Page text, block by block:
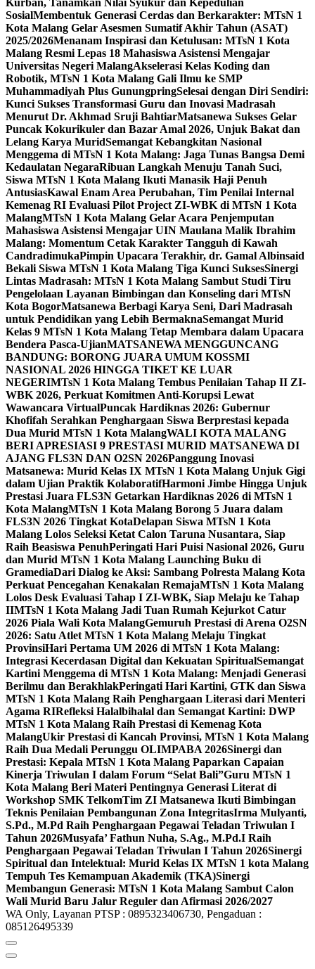
Kurban, Tanamkan Nilai Syukur dan Kepedulian
SosialMembentuk Generasi Cerdas dan Berkarakter: MTsN 1
Kota Malang Gelar Asesmen Sumatif Akhir Tahun (ASAT)
2025/2026Menanam Inspirasi dan Ketulusan: MTsN 1 Kota
Malang Resmi Lepas 18 Mahasiswa Asistensi Mengajar
Universitas Negeri MalangAkselerasi Kelas Koding dan
Robotik, MTsN 1 Kota Malang Gali Ilmu ke SMP
Muhammadiyah Plus GunungpringSelesai dengan Diri Sendiri:
Kunci Sukses Transformasi Guru dan Inovasi Madrasah
Menurut Dr. Akhmad Sruji BahtiarMatsanewa Sukses Gelar
Puncak Kokurikuler dan Bazar Amal 2026, Unjuk Bakat dan
Lelang Karya MuridSemangat Kebangkitan Nasional
Menggema di MTsN 1 Kota Malang: Jaga Tunas Bangsa Demi
Kedaulatan NegaraRibuan Langkah Menuju Tanah Suci,
Siswa MTsN 1 Kota Malang Ikuti Manasik Haji Penuh
AntusiasKawal Enam Area Perubahan, Tim Penilai Internal
Kemenag RI Evaluasi Pilot Project ZI-WBK di MTsN 1 Kota
MalangMTsN 1 Kota Malang Gelar Acara Penjemputan
Mahasiswa Asistensi Mengajar UIN Maulana Malik Ibrahim
Malang: Momentum Cetak Karakter Tangguh di Kawah
CandradimukaPimpin Upacara Terakhir, dr. Gamal Albinsaid
Bekali Siswa MTsN 1 Kota Malang Tiga Kunci SuksesSinergi
Lintas Madrasah: MTsN 1 Kota Malang Sambut Studi Tiru
Pengelolaan Layanan Bimbingan dan Konseling dari MTsN
Kota BogorMatsanewa Berbagi Karya Seni, Dari Madrasah
untuk Pendidikan yang Lebih BermaknaSemangat Murid
Kelas 9 MTsN 1 Kota Malang Tetap Membara dalam Upacara
Bendera Pasca-UjianMATSANEWA MENGGUNCANG
BANDUNG: BORONG JUARA UMUM KOSSMI
NASIONAL 2026 HINGGA TIKET KE LUAR
NEGERIMTsN 1 Kota Malang Tembus Penilaian Tahap II ZI-
WBK 2026, Perkuat Komitmen Anti-Korupsi Lewat
Wawancara VirtualPuncak Hardiknas 2026: Gubernur
Khofifah Serahkan Penghargaan Siswa Berprestasi kepada
Dua Murid MTsN 1 Kota MalangWALI KOTA MALANG
BERI APRESIASI 9 PRESTASI MURID MATSANEWA DI
AJANG FLS3N DAN O2SN 2026Panggung Inovasi
Matsanewa: Murid Kelas IX MTsN 1 Kota Malang Unjuk Gigi
dalam Ujian Praktik KolaboratifHarmoni Jimbe Hingga Unjuk
Prestasi Juara FLS3N Getarkan Hardiknas 2026 di MTsN 1
Kota MalangMTsN 1 Kota Malang Borong 5 Juara dalam
FLS3N 2026 Tingkat KotaDelapan Siswa MTsN 1 Kota
Malang Lolos Seleksi Ketat Calon Taruna Nusantara, Siap
Raih Beasiswa PenuhPeringati Hari Puisi Nasional 2026, Guru
dan Murid MTsN 1 Kota Malang Launching Buku di
GramediaDari Dialog ke Aksi: Sambang Polresta Malang Kota
Perkuat Pencegahan Kenakalan RemajaMTsN 1 Kota Malang
Lolos Desk Evaluasi Tahap I ZI-WBK, Siap Melaju ke Tahap
IIMTsN 1 Kota Malang Jadi Tuan Rumah Kejurkot Catur
2026 Piala Wali Kota MalangGemuruh Prestasi di Arena O2SN
2026: Satu Atlet MTsN 1 Kota Malang Melaju Tingkat
ProvinsiHari Pertama UM 2026 di MTsN 1 Kota Malang:
Integrasi Kecerdasan Digital dan Kekuatan SpiritualSemangat
Kartini Menggema di MTsN 1 Kota Malang: Menjadi Generasi
Berilmu dan BerakhlakPeringati Hari Kartini, GTK dan Siswa
MTsN 1 Kota Malang Raih Penghargaan Literasi dari Menteri
Agama RIRefleksi Halalbihalal dan Semangat Kartini: DWP
MTsN 1 Kota Malang Raih Prestasi di Kemenag Kota
MalangUkir Prestasi di Kancah Provinsi, MTsN 1 Kota Malang
Raih Dua Medali Perunggu OLIMPABA 2026Sinergi dan
Prestasi: Kepala MTsN 1 Kota Malang Paparkan Capaian
Kinerja Triwulan I dalam Forum “Selat Bali”Guru MTsN 1
Kota Malang Beri Materi Pentingnya Generasi Literat di
Workshop SMK TelkomTim ZI Matsanewa Ikuti Bimbingan
Teknis Penilaian Pembangunan Zona IntegritasIrma Mulyanti,
S.Pd., M.Pd Raih Penghargaan Pegawai Teladan Triwulan I
Tahun 2026Musyafa’ Fathun Nuha, S.Ag., M.Pd.I Raih
Penghargaan Pegawai Teladan Triwulan I Tahun 2026Sinergi
Spiritual dan Intelektual: Murid Kelas IX MTsN 1 kota Malang
Tempuh Tes Kemampuan Akademik (TKA)Sinergi
Membangun Generasi: MTsN 1 Kota Malang Sambut Calon
Wali Murid Baru Jalur Reguler dan Afirmasi 2026/2027
WA Only, Layanan PTSP : 0895323406730, Pengaduan :
085126495339